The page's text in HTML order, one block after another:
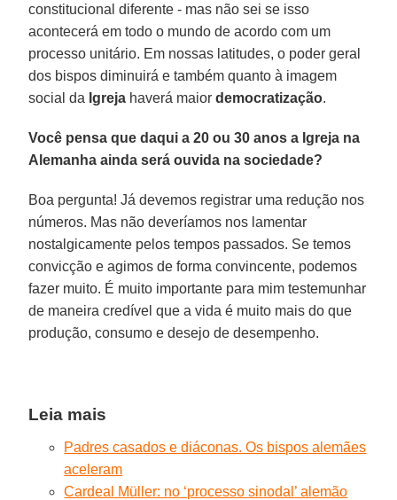
constitucional diferente - mas não sei se isso
acontecerá em todo o mundo de acordo com um
processo unitário. Em nossas latitudes, o poder geral
dos bispos diminuirá e também quanto à imagem
social da Igreja haverá maiordemocratização.
Você pensa que daqui a 20 ou 30 anos a Igreja na
Alemanha ainda será ouvida na sociedade?
Boa pergunta! Já devemos registrar uma redução nos
números. Mas não deveríamos nos lamentar
nostalgicamente pelos tempos passados. Se temos
convicção e agimos de forma convincente, podemos
fazer muito. É muito importante para mim testemunhar
de maneira credível que a vida é muito mais do que
produção, consumo e desejo de desempenho.
Leia mais
Padres casados ​​e diáconas. Os bispos alemães
aceleram
Cardeal Müller: no ‘processo sinodal’ alemão